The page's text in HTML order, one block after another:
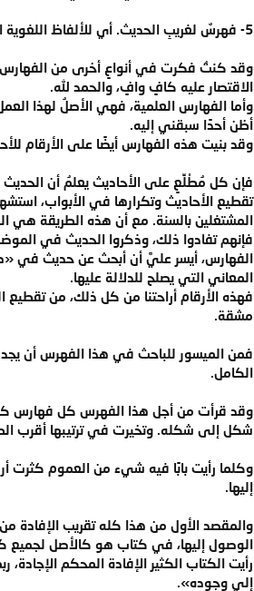
5- فهرسٌ لغريبِ الحديث. أي للألفاظ اللغوية التي تحتاج إلى شرح.
وقد كنتُ فكرت في أنواعٍ أخرى من الفهارس
الاقتصار عليه كافٍ وافٍ، والحمد لله.
وأما الفهارس العلمية، فهي الأصلُ لهذا
أظن أحدًا سبقني إليه.
وقد بنيت هذه الفهارس أيضًا على الأرقام
فإن كل مُطْلِّعٍ على الأحاديث يعلمُ أن
تقطيع الأحاديث وتكرارها في الأبواب،
المشتغلين بالسنة. مع أن هذه الطريقة هي
فإنهم تفادوا ذلك، وذكروا الحديث في
الفهارس، أيسر عليَّ أن أبحث عن حديث في
المعاني التي يصلح للدلالة عليها.
فهذه الأرقام أراحتنا من كل ذلك، من
مشقة.
فمن الميسور للباحث في هذا الفهرس أن يجد
الكامل.
وقد قرأت من أجل هذا الفهرس كل فهارس
شكل إلى شكله. وتخيرت في ترتيبها أقرب
وكلما رأيت بابًا فيه شيء من العموم كثرت
إليها.
والمقصد الأول من هذا كله تقريب الإفادة
رأيت الكتاب الكثير الإفادة المحكم
إلي وجوده».